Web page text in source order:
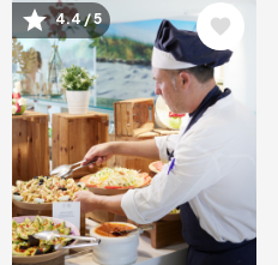
Imagem
4.4 / 5